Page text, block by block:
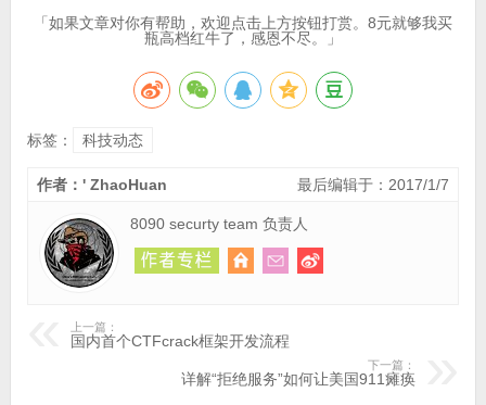
「如果文章对你有帮助，欢迎点击上方按钮打赏。8元就够我买
瓶高档红牛了，感恩不尽。」
标签： 科技动态
最后编辑于：2017/1/7
作者：' ZhaoHuan
8090 securty team 负责人
上一篇：
国内首个CTFcrack框架开发流程
下一篇：
详解“拒绝服务”如何让美国911瘫痪